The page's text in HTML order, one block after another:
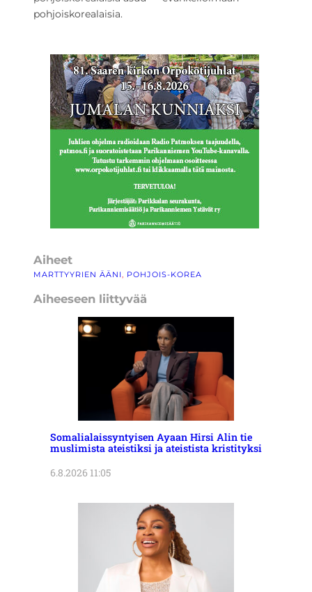
pohjoiskorealaisia.
Aiheet
MARTTYYRIEN ÄÄNI, POHJOIS-KOREA
Aiheeseen liittyvää
Somalialaissyntyisen Ayaan Hirsi Alin tie
muslimista ateistiksi ja ateistista kristityksi
6.8.2026 11:05